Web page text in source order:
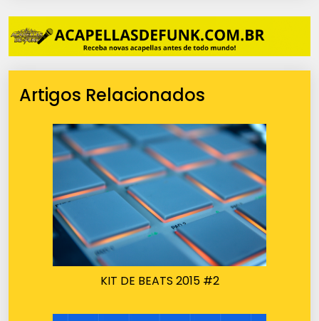
Artigos Relacionados
KIT DE BEATS 2015 #2